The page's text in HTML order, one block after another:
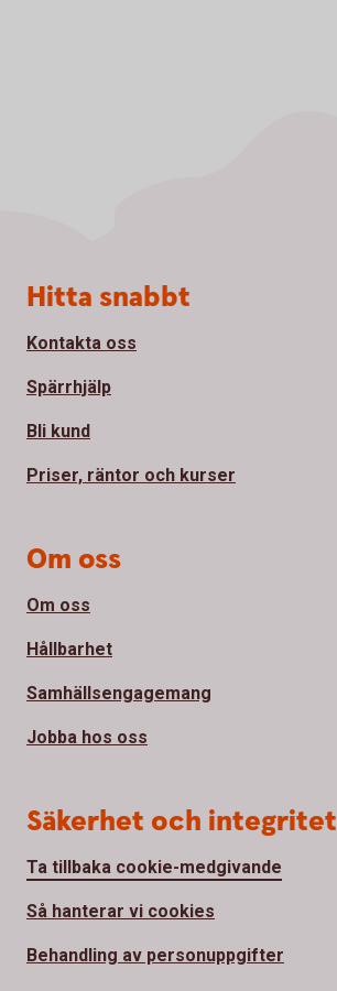
Sidfot
Hitta snabbt
Kontakta oss
Spärrhjälp
Bli kund
Priser, räntor och kurser
Om oss
Om oss
Hållbarhet
Samhällsengagemang
Jobba hos oss
Säkerhet och integritet
Ta tillbaka cookie-medgivande
Så hanterar vi cookies
Behandling av personuppgifter